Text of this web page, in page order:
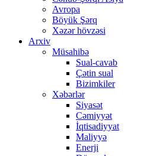
Avropa
Böyük Şərq
Xəzər hövzəsi
Arxiv
Müsahibə
Sual-cavab
Çətin sual
Bizimkiler
Xəbərlər
Siyasət
Cəmiyyət
İqtisadiyyat
Maliyyə
Enerji